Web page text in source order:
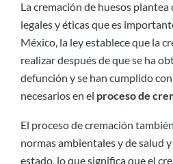
La cremación de huesos
legales y éticas que es
México, la ley establece que la
realizar después de que se ha
defunción y se han cumplido
necesarios en el proceso de
El proceso de cremación
normas ambientales y de salud
estado, lo que significa que el